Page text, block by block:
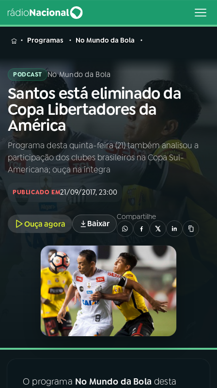
MENU
Buscar
na
Rádio
Nacional
Buscar
AO VIVO
INÍCIO
PROGRAMAS
PODCASTS
VIDEOCASTS
Programas No Mundo da Bola
PODCAST No Mundo da Bola
Santos está eliminado da
Copa Libertadores da
América
Programa desta quinta-feira (21) também analisou a
participação dos clubes brasileiros na Copa Sul-
Americana; ouça na íntegra
PUBLICADO EM21/09/2017, 23:00
Ouça agora Baixar
Compartilhe
O programa No Mundo da Bola desta